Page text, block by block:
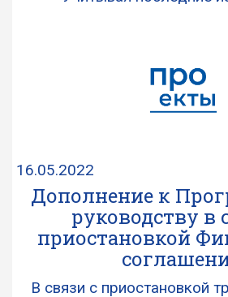
16.05.2022
Дополнение к
руководству в
приостановкой
В связи с приостановкой